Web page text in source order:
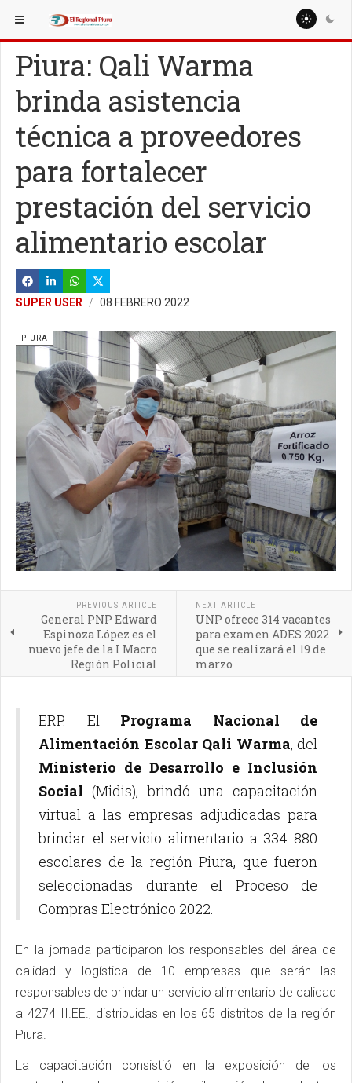
ESTÁ AQUÍ: REGIÓN PIURA
Piura: Qali Warma
brinda asistencia
técnica a proveedores
para fortalecer
prestación del servicio
alimentario escolar
SUPER USER 08 FEBRERO 2022
PIURA
PREVIOUS ARTICLE
General PNP Edward
Espinoza López es el
nuevo jefe de la I Macro
Región Policial
NEXT ARTICLE
UNP ofrece 314 vacantes
para examen ADES 2022
que se realizará el 19 de
marzo
ERP. El Programa Nacional de
Alimentación Escolar Qali Warma, del
Ministerio de Desarrollo e Inclusión
Social (Midis), brindó una capacitación
virtual a las empresas adjudicadas para
brindar el servicio alimentario a 334 880
escolares de la región Piura, que fueron
seleccionadas durante el Proceso de
Compras Electrónico 2022.
En la jornada participaron los responsables del área de
calidad y logística de 10 empresas que serán las
responsables de brindar un servicio alimentario de calidad
a 4274 II.EE., distribuidas en los 65 distritos de la región
Piura.
La capacitación consistió en la exposición de los